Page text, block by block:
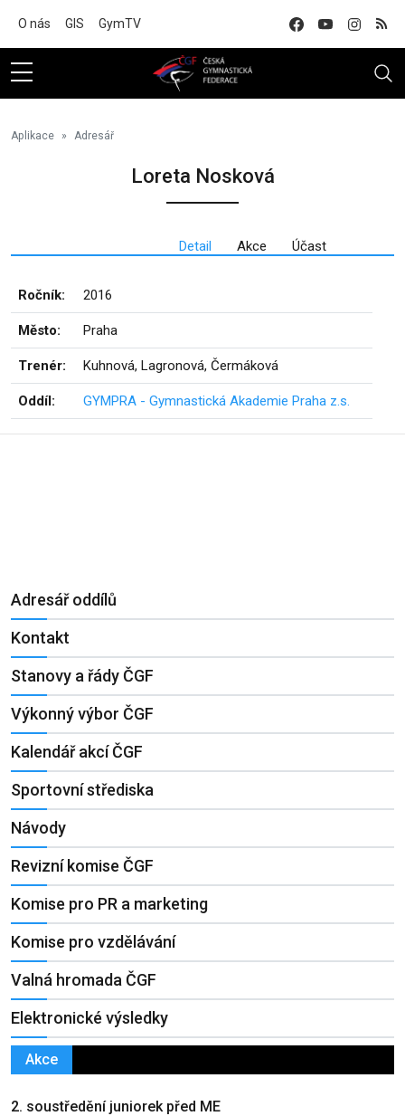
O nás GIS GymTV
Aplikace Adresář
Loreta Nosková
Detail Akce Účast
Ročník: 2016
Město: Praha
Trenér: Kuhnová, Lagronová, Čermáková
Oddíl: GYMPRA - Gymnastická Akademie Praha z.s.
Adresář oddílů
Kontakt
Stanovy a řády ČGF
Výkonný výbor ČGF
Kalendář akcí ČGF
Sportovní střediska
Návody
Revizní komise ČGF
Komise pro PR a marketing
Komise pro vzdělávání
Valná hromada ČGF
Elektronické výsledky
Akce
2. soustředění juniorek před ME